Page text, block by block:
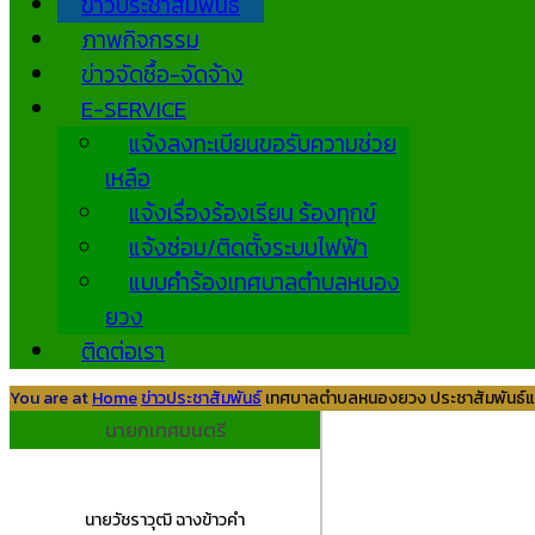
ภาพกิจกรรม
ข่าวจัดซื้อ-จัดจ้าง
E-SERVICE
แจ้งลงทะเบียนขอรับความช่วย
เหลือ
แจ้งเรื่องร้องเรียน ร้องทุกข์
แจ้งซ่อม/ติดตั้งระบบไฟฟ้า
แบบคำร้องเทศบาลตำบลหนอง
ยวง
ติดต่อเรา
You are atHomeข่าวประชาสัมพันธ์เทศบาลตำบลหนองยวง ประชาสัมพันธ์
นายกเทศมนตรี
นายวัชราวุฒิ ฉางข้าวคำ